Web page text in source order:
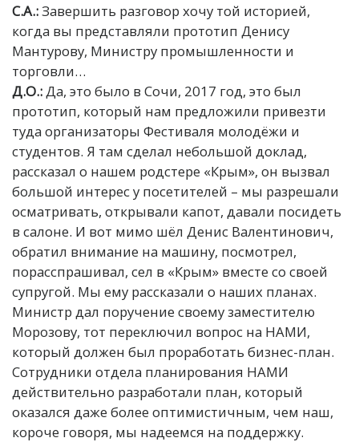
С.А.:Завершить разговор хочу той историей,
когда вы представляли прототип Денису
Мантурову, Министру промышленности и
торговли…
Д.О.: Да, это было в Сочи, 2017 год, это был
прототип, который нам предложили привезти
туда организаторы Фестиваля молодёжи и
студентов. Я там сделал небольшой доклад,
рассказал о нашем родстере «Крым», он вызвал
большой интерес у посетителей – мы разрешали
осматривать, открывали капот, давали посидеть
в салоне. И вот мимо шёл Денис Валентинович,
обратил внимание на машину, посмотрел,
порасспрашивал, сел в «Крым» вместе со своей
супругой. Мы ему рассказали о наших планах.
Министр дал поручение своему заместителю
Морозову, тот переключил вопрос на НАМИ,
который должен был проработать бизнес-план.
Сотрудники отдела планирования НАМИ
действительно разработали план, который
оказался даже более оптимистичным, чем наш,
короче говоря, мы надеемся на поддержку.